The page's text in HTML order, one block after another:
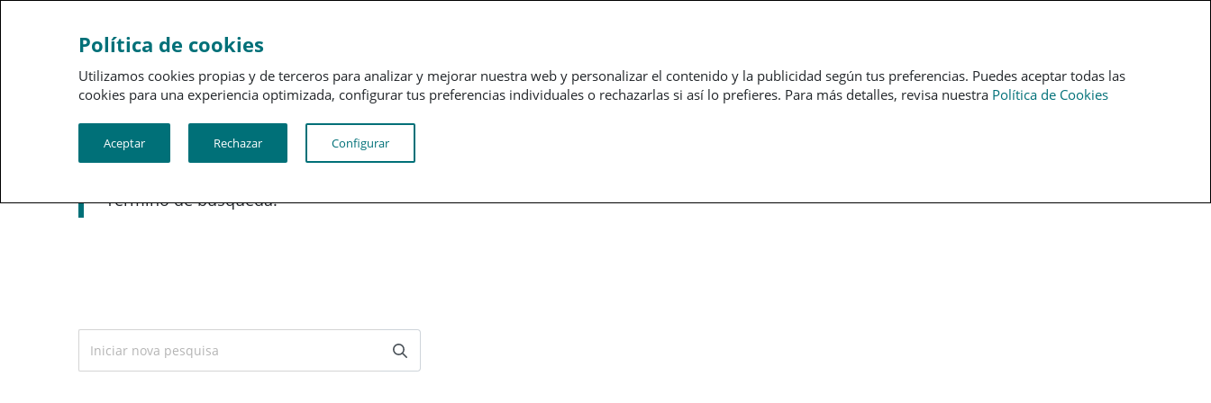
Sobre a PSN
Término de búsqueda:
Política de cookies
Utilizamos cookies propias y de terceros para analizar y mejorar nuestra web y personalizar el contenido y la publicidad según tus preferencias. Puedes aceptar todas las
cookies para una experiencia optimizada, configurar tus preferencias individuales o rechazarlas si así lo prefieres. Para más detalles, revisa nuestra Política de Cookies
Aceptar Rechazar Configurar